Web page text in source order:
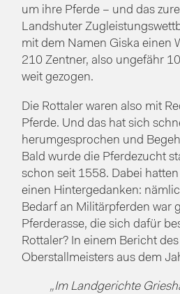
um ihre Pferde – und das
Landshuter
mit dem Namen Giska einen
210 Zentner, also ungefähr
weit gezogen.
Die Rottaler waren also mit
Pferde. Und das hat sich
herumgesprochen und
Bald wurde die Pferdezucht
schon seit 1558. Dabei
einen Hintergedanken:
Bedarf an Militärpferden war
Pferderasse, die sich dafür
Rottaler? In einem Bericht
Oberstallmeisters aus dem
„Im Landgerichte